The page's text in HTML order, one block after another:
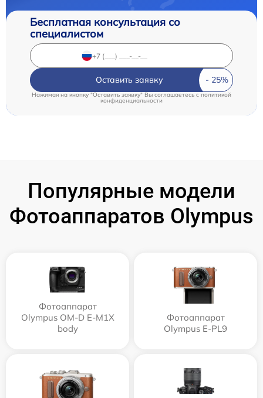
Бесплатная консультация со
специалистом
Оставить заявку
Нажимая на кнопку "Оставить заявку" Вы соглашаетесь c политикой
конфиденциальности
Популярные модели
Фотоаппаратов Olympus
Фотоаппарат
Olympus OM-D E-M1X
body
Фотоаппарат
Olympus E‑PL9